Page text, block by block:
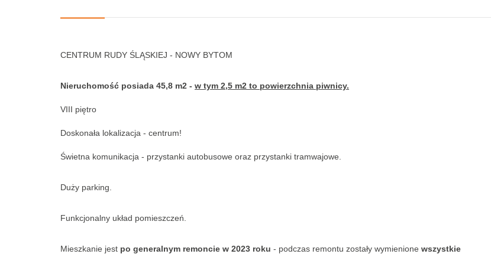
CENTRUM RUDY ŚLĄSKIEJ - NOWY BYTOM
Nieruchomość posiada 45,8 m2 - w tym 2,5 m2 to powierzchnia piwnicy.
VIII piętro
Doskonała lokalizacja - centrum!
Świetna komunikacja - przystanki autobusowe oraz przystanki tramwajowe.
Duży parking.
Funkcjonalny układ pomieszczeń.
Mieszkanie jest po generalnym remoncie w 2023 roku - podczas remontu zostały wymienione wszystkie